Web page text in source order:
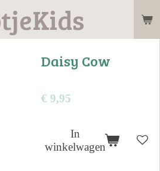
Daisy Cow
€ 9,95
In
winkelwagen